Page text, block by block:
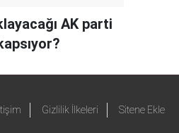
AK parti
Gizlilik İlkeleri Sitene Ekle